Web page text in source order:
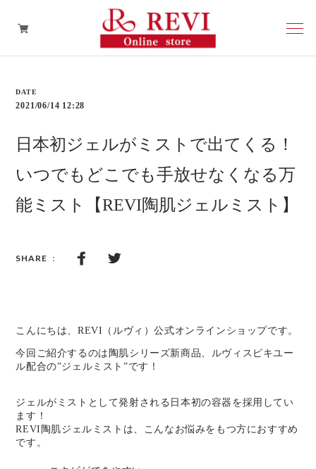
ヘアケア
その他
日本初ジェルがミストで出てくる！
いつでもどこでも手放せなくなる万
能ミスト【REVI陶肌ジェルミスト】
2021/06/14 12:28
こんにちは、REVI（ルヴィ）公式オンラインショップです。
今回ご紹介するのは陶肌シリーズ新商品、ルヴィスピキユー
ル配合の”ジェルミスト”です！
ジェルがミストとして発射される日本初の容器を採用してい
ます！
REVI陶肌ジェルミストは、こんなお悩みをもつ方におすすめ
です。